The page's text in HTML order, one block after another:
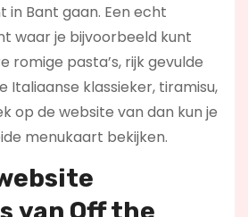
in Bant gaan. Een echt
waar je bijvoorbeeld kunt
romige pasta’s, rijk gevulde
Italiaanse klassieker, tiramisu,
op de website van dan kun je
menukaart bekijken.
van Off the